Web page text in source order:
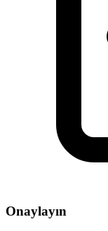
Onaylayın